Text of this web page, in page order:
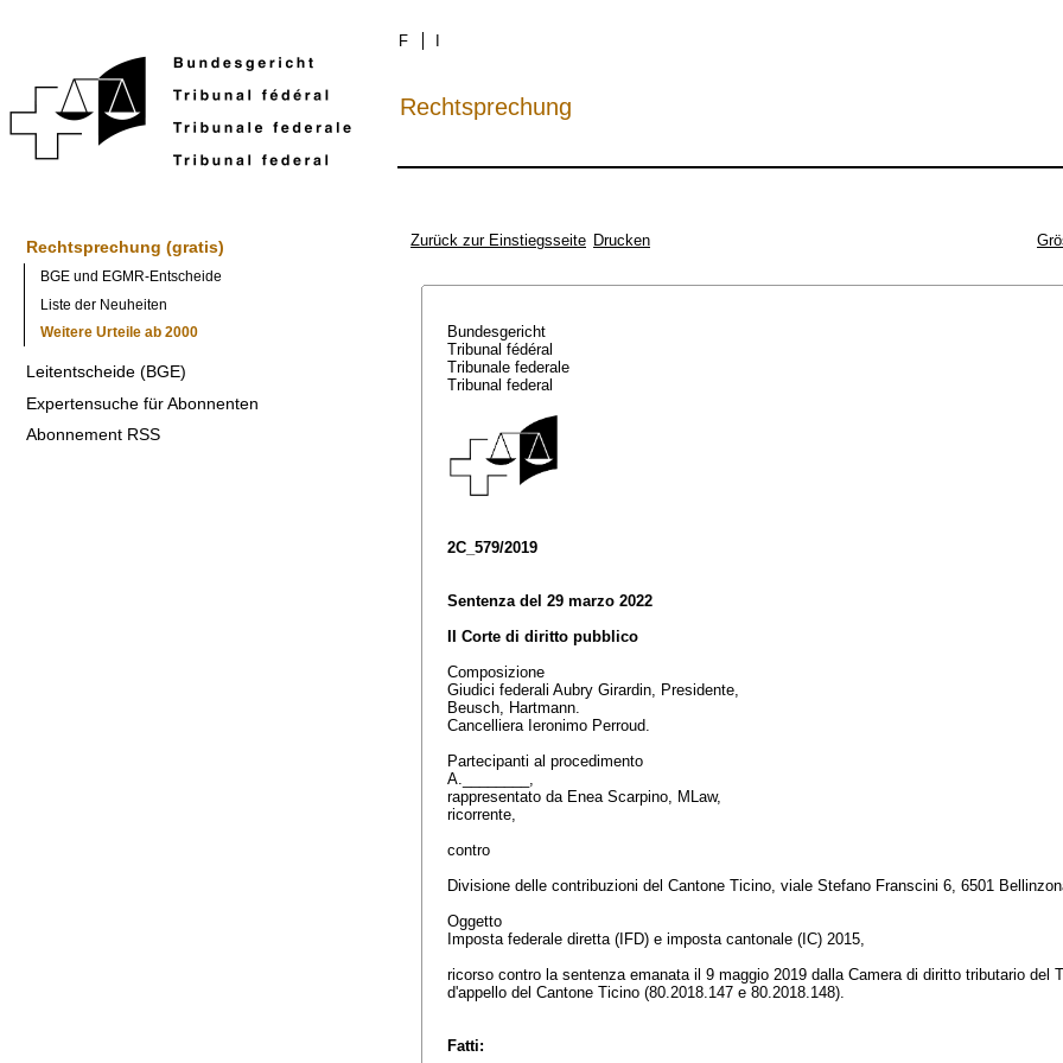
F
Rechtsprechung
Rechtsprechung (gratis)
BGE und EGMR-Entscheide
Liste der Neuheiten
Weitere Urteile ab 2000
Leitentscheide (BGE)
Expertensuche für Abonnenten
Abonnement RSS
Zurück zur Einstiegsseite Drucken
Bundesgericht
Tribunal fédéral
Tribunale federale
Tribunal federal
2C_579/2019
Sentenza del 29 marzo 2022
II Corte di diritto pubblico
Composizione
Giudici federali Aubry Girardin, Presidente,
Beusch, Hartmann.
Cancelliera Ieronimo Perroud.
Partecipanti al procedimento
A.________,
rappresentato da Enea Scarpino, MLaw,
ricorrente,
contro
Divisione delle contribuzioni del Cantone Ticino, viale Stefano Franscini 6, 6501
Oggetto
Imposta federale diretta (IFD) e imposta cantonale (IC) 2015,
ricorso contro la sentenza emanata il 9 maggio 2019 dalla Camera di diritto tributario del
d'appello del Cantone Ticino (80.2018.147 e 80.2018.148).
Fatti: